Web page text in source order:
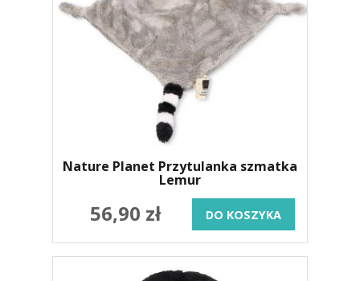
Nature Planet Przytulanka szmatka
Lemur
56,90 zł DO KOSZYKA